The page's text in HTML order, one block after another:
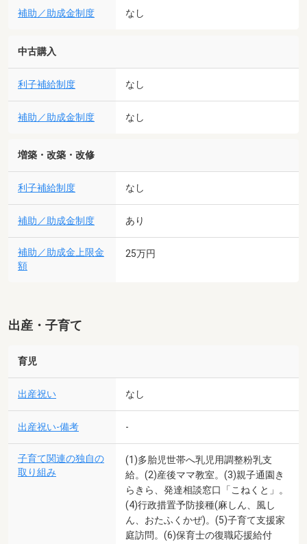
補助／助成金制度 なし
中古購入
利子補給制度 なし
補助／助成金制度 なし
増築・改築・改修
利子補給制度 なし
補助／助成金制度 あり
補助／助成金上限金
額
25万円
出産・子育て
育児
出産祝い なし
出産祝い-備考 -
子育て関連の独自の
取り組み
(1)多胎児世帯へ乳児用調整粉乳支
給。(2)産後ママ教室。(3)親子通園き
らきら、発達相談窓口「こねくと」。
(4)行政措置予防接種(麻しん、風し
ん、おたふくかぜ)。(5)子育て支援家
庭訪問。(6)保育士の復職応援給付